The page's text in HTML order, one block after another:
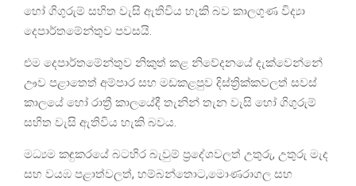
හෝ ගිගුරුම් සහිත වැසි ඇතිවිය හැකි බව කාලගුණ විද්‍යා
දෙපාර්තමේන්තුව පවසයි.
එම දෙපාර්තමේන්තුව නිකුත් කළ නිවේදනයේ දැක්වෙන්නේ
ඌව පළාතෙත් අම්පාර සහ මඩකළපුව දිස්ත්‍රික්කවලත් සවස්
කාලයේ හෝ රාත්‍රී කාලයේදී තැනින් තැන වැසි හෝ ගිගුරුම්
සහිත වැසි ඇතිවිය හැකි බවය.
මධ්‍යම කඳුකරයේ බටහිර බැවුම් ප්‍රදේශවලත් උතුරු, උතුරු මැද
සහ වයඹ පළාත්වලත්, හම්බන්තොට,මොණරාගල සහ